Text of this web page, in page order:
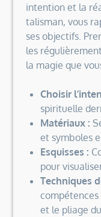
intention et la
talisman, vous
ses objectifs.
les
la magie que
Choisir
spirituelle
Matériaux :
et symboles
Esquisses :
pour
Techniques
et le pliage